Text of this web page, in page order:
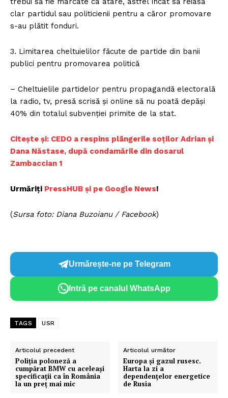
clar partidul sau politicienii pentru a căror promovare
s-au plătit fonduri.
3. Limitarea cheltuielilor făcute de partide din banii
publici pentru promovarea politică
– Cheltuielile partidelor pentru propagandă electorală
la radio, tv, presă scrisă și online să nu poată depăși
40% din totalul subvenției primite de la stat.
Citește și: CEDO a respins plângerile soților Adrian și
Dana Năstase, după condamările din dosarul
Zambaccian 1
Urmăriți PressHUB și pe Google News!
(Sursa foto: Diana Buzoianu / Facebook)
Urmărește-ne pe Telegram
Intră pe canalul WhatsApp
TAGS USR
Articolul precedent
Poliția poloneză a
cumpărat BMW cu aceleași
specificații ca în România
la un preț mai mic
Articolul următor
Europa și gazul rusesc.
Harta la zi a
dependențelor energetice
de Rusia